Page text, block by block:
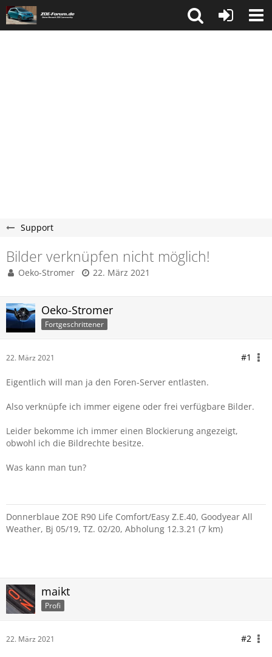
Support
Bilder verknüpfen nicht möglich!
Oeko-Stromer 22. März 2021
Oeko-Stromer
Fortgeschrittener
22. März 2021 #1
Eigentlich will man ja den Foren-Server entlasten.
Also verknüpfe ich immer eigene oder frei verfügbare Bilder.
Leider bekomme ich immer einen Blockierung angezeigt,
obwohl ich die Bildrechte besitze.
Was kann man tun?
Donnerblaue ZOE R90 Life Comfort/Easy Z.E.40, Goodyear All
Weather, Bj 05/19, TZ. 02/20, Abholung 12.3.21 (7 km)
maikt
Profi
22. März 2021 #2